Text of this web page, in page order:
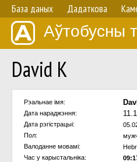
База даных Дадаткова
Аўтобусны
David K
Рэальнае імя:
Дата нараджэння:
Дата рэгістрацыі:
Пол:
Валоданне мовамi:
Час у карыстальнiка: